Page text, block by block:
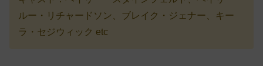
ルー・リチャードソン、ブレイク・ジェナー、キー
ラ・セジウィック etc